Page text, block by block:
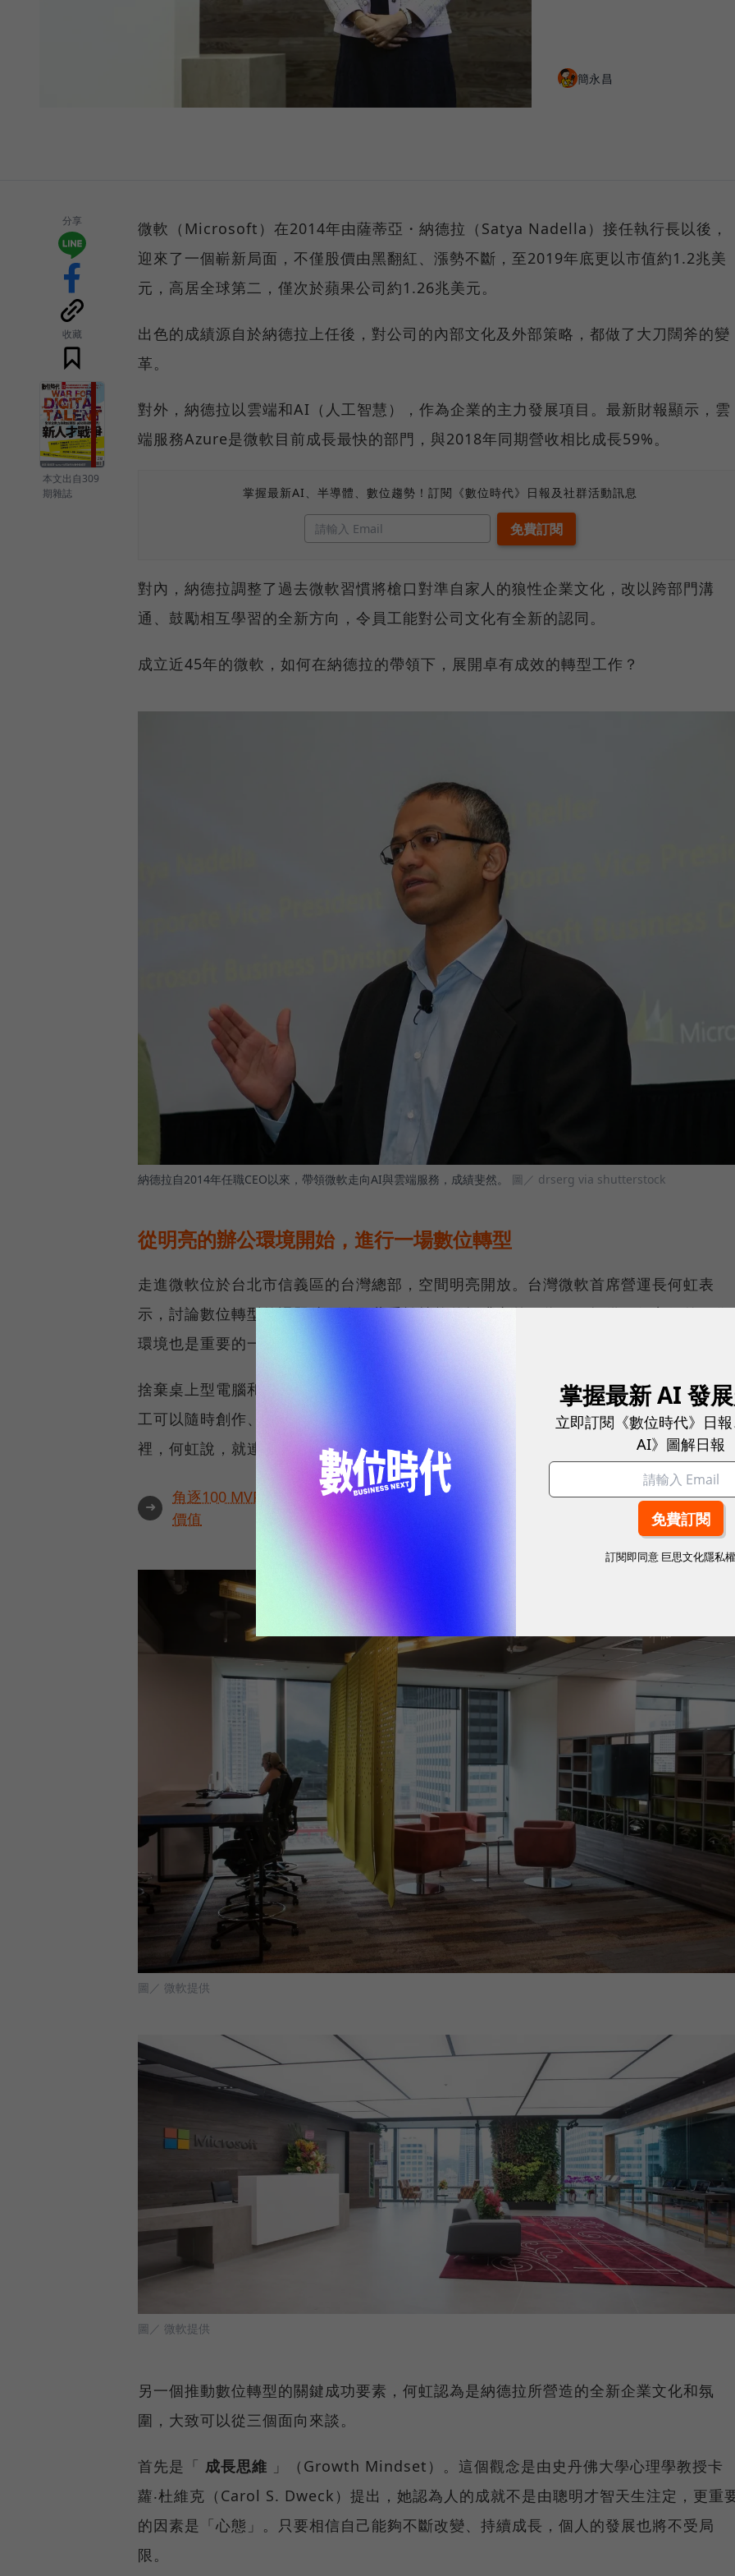
簡永昌
分享
收藏
本文出自309
期雜誌
微軟（Microsoft）在2014年由薩蒂亞・納德拉（Satya Nadella）接任執行長以後，
迎來了一個嶄新局面，不僅股價由黑翻紅、漲勢不斷，至2019年底更以市值約1.2兆美
元，高居全球第二，僅次於蘋果公司約1.26兆美元。
出色的成績源自於納德拉上任後，對公司的內部文化及外部策略，都做了大刀闊斧的變
革。
對外，納德拉以雲端和AI（人工智慧），作為企業的主力發展項目。最新財報顯示，雲
端服務Azure是微軟目前成長最快的部門，與2018年同期營收相比成長59%。
掌握最新AI、半導體、數位趨勢！訂閱《數位時代》日報及社群活動訊息
對內，納德拉調整了過去微軟習慣將槍口對準自家人的狼性企業文化，改以跨部門溝
通、鼓勵相互學習的全新方向，令員工能對公司文化有全新的認同。
成立近45年的微軟，如何在納德拉的帶領下，展開卓有成效的轉型工作？
納德拉自2014年任職CEO以來，帶領微軟走向AI與雲端服務，成績斐然。 圖／ drserg via shutterstock
從明亮的辦公環境開始，進行一場數位轉型
走進微軟位於台北市信義區的台灣總部，空間明亮開放。台灣微軟首席營運長何虹表
示，討論數位轉型的課題時，除了著重於技能的提升之外，為員工提供一個良好的工作
環境也是重要的一環，因為「好的工作環境，會讓員工更有創造力。」
捨棄桌上型電腦和固定座位，加上開放空間和隨處可見的白板，為的都是希望可以讓員
工可以隨時創作、討論和腦力激盪。在這個微軟稱之為Modern Workplace的辦公空間
裡，何虹說，就連她自己也沒想到，工作環境對於員工的影響竟會如此之大。
➜
角逐100 MVP盛典雙重榮耀！國際品牌X經理人特別肯定，展現AI時代最具潛力的核心
價值
圖／ 微軟提供
圖／ 微軟提供
另一個推動數位轉型的關鍵成功要素，何虹認為是納德拉所營造的全新企業文化和氛
圍，大致可以從三個面向來談。
首先是「 成長思維 」（Growth Mindset）。這個觀念是由史丹佛大學心理學教授卡
蘿‧杜維克（Carol S. Dweck）提出，她認為人的成就不是由聰明才智天生注定，更重
的因素是「心態」。只要相信自己能夠不斷改變、持續成長，個人的發展也將不受局
限。
掌握最新 AI 發
立即訂閱《數位時代》日
AI》圖解日報
訂閱即同意 巨思文化隱私